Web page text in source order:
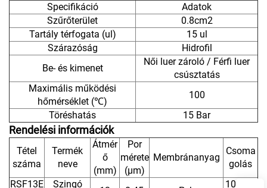
Specifikáció
Adatok
Szűrőterület
0.8cm2
Tartály térfogata (ul)
15 ul
Szárazóság
Hidrofil
Be- és kimenet
Női luer zároló / Férfi luer
csúsztatás
Maximális működési
hőmérséklet (℃)
100
Töréshatás
15 Bar
Rendelési információk
Tétel
száma
Termék
neve
Átmér
ő
(mm)
Por
mérete
(μm)
Membránanyag
Csoma
golás
RSF13E
Szingó 100db/